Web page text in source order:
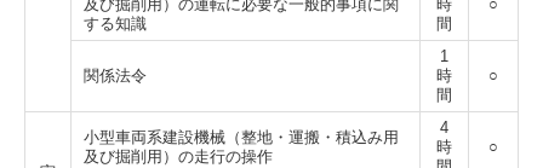
及び掘削用）の運転に必要な一般的事項に関
する知識
時
間
○
関係法令
1
時
間
○
小型車両系建設機械（整地・運搬・積込み用
及び掘削用）の走行の操作
4
時
○